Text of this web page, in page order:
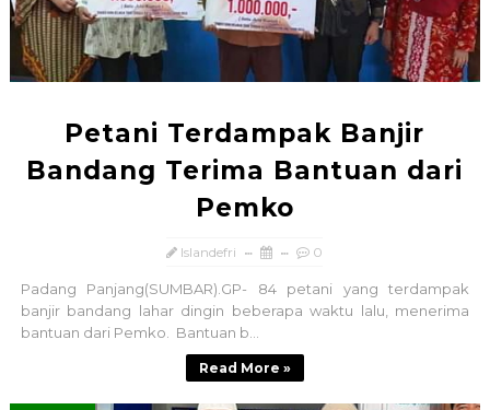
Petani Terdampak Banjir
Bandang Terima Bantuan dari
Pemko
Islandefri 0
Padang Panjang(SUMBAR).GP- 84 petani yang terdampak
banjir bandang lahar dingin beberapa waktu lalu, menerima
bantuan dari Pemko. Bantuan b...
Read More »